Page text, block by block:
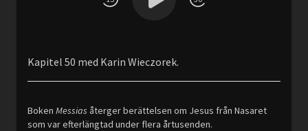
Kapitel 50 med Karin Wieczorek.
Boken Messias återger berättelsen om Jesus från Nasaret
som var efterlängtad under flera årtusenden.